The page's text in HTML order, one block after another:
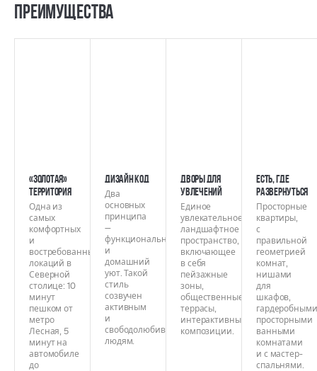
Преимущества
«Золотая»
территория
Одна из
самых
комфортных
и
востребованных
локаций в
Северной
столице: 10
минут
пешком от
метро
Лесная, 5
минут на
автомобиле
до
Дизайн код
Два
основных
принципа
—
функциональность
и
домашний
уют. Такой
стиль
созвучен
активным
и
свободолюбивым
людям.
Дворы для
увлечений
Единое
увлекательное
ландшафтное
пространство,
включающее
в себя
пейзажные
зоны,
общественные
террасы,
интерактивные
композиции.
Есть, где
развернуться
Просторные
квартиры,
с
правильной
геометрией
комнат,
нишами
для
шкафов,
просторными
ванными
комнатами
и с мастер-
спальнями.